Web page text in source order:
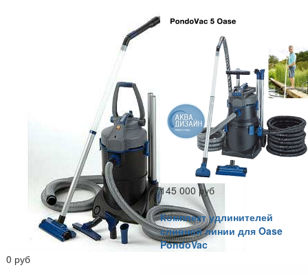
0 руб
145 000 руб
Комплект удлинителей
сливной линии для Oase
PondoVac